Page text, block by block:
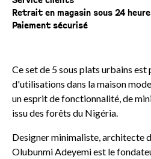
Retrait en magasin sous 24
Paiement sécurisé
Ce set de 5 sous plats urbains
d'utilisations dans la maison
un esprit de fonctionnalité, de
issu des forêts du Nigéria.
Designer minimaliste, architecte
Olubunmi Adeyemi est le